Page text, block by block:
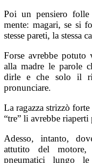
Poi un pensiero
mente: magari, se si
stesse pareti, la stessa
Forse avrebbe potuto
alla madre le parole
dirle e che solo il
pronunciare.
La ragazza strizzò
“tre” li avrebbe
Adesso, intanto,
attutito del
pneumatici lungo le